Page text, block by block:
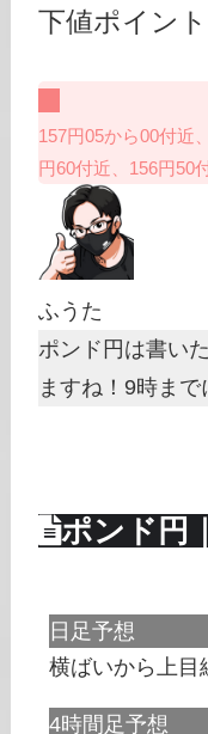
下値ポイント
157円05から00付近
円60付近、156円50
ふうた
ポンド円は書い
ますね！9時まで
ポンド円
日足予想
横ばいから上目
4時間足予想